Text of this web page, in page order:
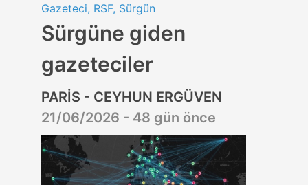
Gazeteci, RSF, Sürgün
Sürgüne giden
gazeteciler
PARİS - CEYHUN ERGÜVEN
21/06/2026 - 48 gün önce